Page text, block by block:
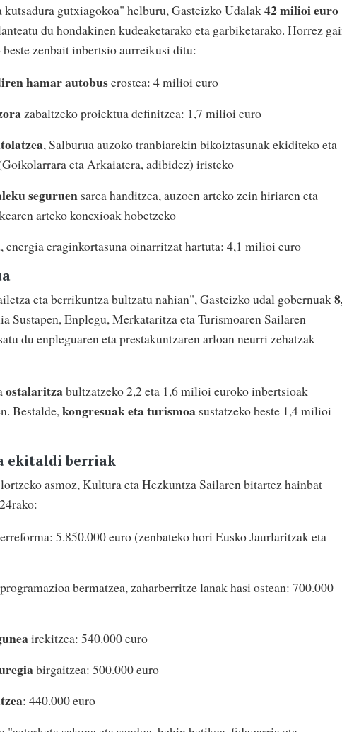
gutxiagokoa" helburu, Gasteizko Udalak42 milioi euro
du hondakinen kudeaketarako eta garbiketarako. Horrez
zenbait inbertsio aurreikusi ditu:
hamar autobuserostea: 4 milioi euro
zabaltzeko proiektua definitzea: 1,7 milioi euro
, Salburua auzoko tranbiarekin bikoiztasunak ekiditeko eta
eta Arkaiatera, adibidez) iristeko
seguruen sarea handitzea, auzoen arteko zein hiriaren eta
arteko konexioak hobetzeko
, energia eraginkortasuna oinarritzat hartuta: 4,1 milioi euro
eta berrikuntza bultzatu nahian", Gasteizko udal gobernuak
Sustapen, Enplegu, Merkataritza eta Turismoaren Sailaren
du enpleguaren eta prestakuntzaren arloan neurri zehatzak
ostalaritzabultzatzeko 2,2 eta 1,6 milioi euroko inbertsioak
Bestalde, kongresuak eta turismoa sustatzeko beste 1,4 milioi
ekitaldi berriak
lortzeko asmoz, Kultura eta Hezkuntza Sailaren bitartez hainbat
erreforma: 5.850.000 euro (zenbateko hori Eusko Jaurlaritzak eta
programazioa bermatzea, zaharberritze lanak hasi ostean: 700.000
irekitzea: 540.000 euro
birgaitzea: 500.000 euro
: 440.000 euro